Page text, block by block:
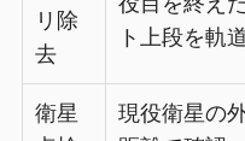
リ除
去
ト上段を軌
衛星
現役衛星の